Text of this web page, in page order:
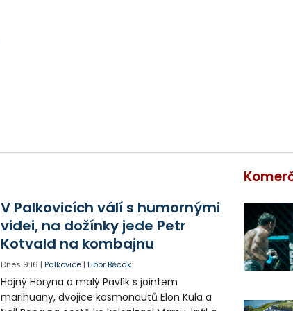
V Palkovicích válí s humornými
videi, na dožínky jede Petr
Kotvald na kombajnu
Dnes 9:16 |Palkovice |Libor Běčák
Hajný Horyna a malý Pavlík s jointem
marihuany, dvojice kosmonautů Elon Kula a